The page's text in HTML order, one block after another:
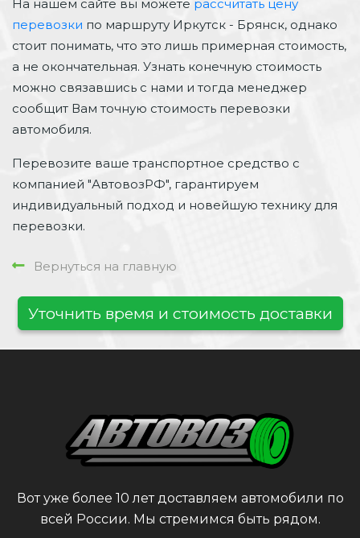
На нашем сайте вы можете рассчитать цену
перевозки по маршруту Иркутск - Брянск, однако
стоит понимать, что это лишь примерная стоимость,
а не окончательная. Узнать конечную стоимость
можно связавшись с нами и тогда менеджер
сообщит Вам точную стоимость перевозки
автомобиля.
Перевозите ваше транспортное средство с
компанией "АвтовозРФ", гарантируем
индивидуальный подход и новейшую технику для
перевозки.
Вернуться на главную
Уточнить время и стоимость доставки
Вот уже более 10 лет доставляем автомобили по
всей России. Мы стремимся быть рядом.